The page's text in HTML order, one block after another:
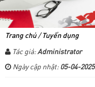
Trang chủ/Tuyển dụng
Tác giả:Administrator
Ngày cập nhật:05-04-2025